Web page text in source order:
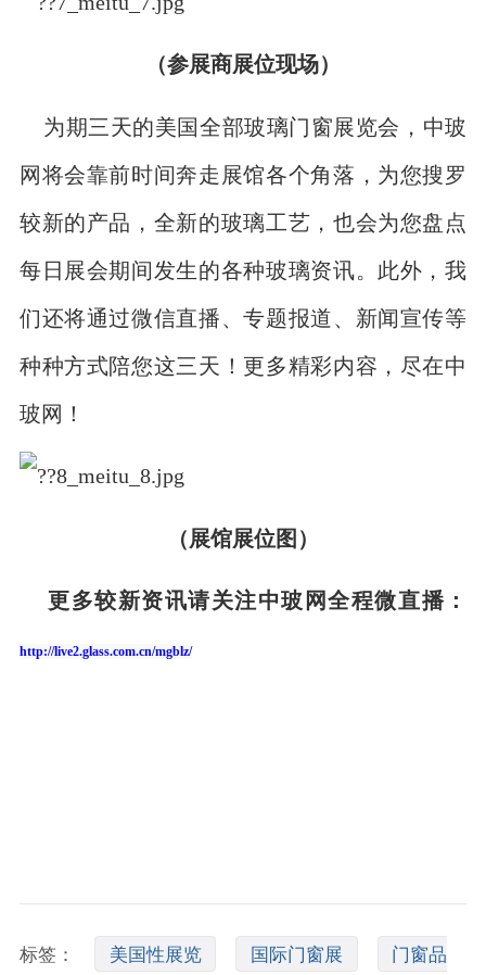
（参展商展位现场）
为期三天的美国全部玻璃门窗展览会，中玻
网将会靠前时间奔走展馆各个角落，为您搜罗
较新的产品，全新的玻璃工艺，也会为您盘点
每日展会期间发生的各种玻璃资讯。此外，我
们还将通过微信直播、专题报道、新闻宣传等
种种方式陪您这三天！更多精彩内容，尽在中
玻网！
（展馆展位图）
更多较新资讯请关注中玻网全程微直播：
http://live2.glass.com.cn/mgblz/
标签： 美国性展览 国际门窗展 门窗品